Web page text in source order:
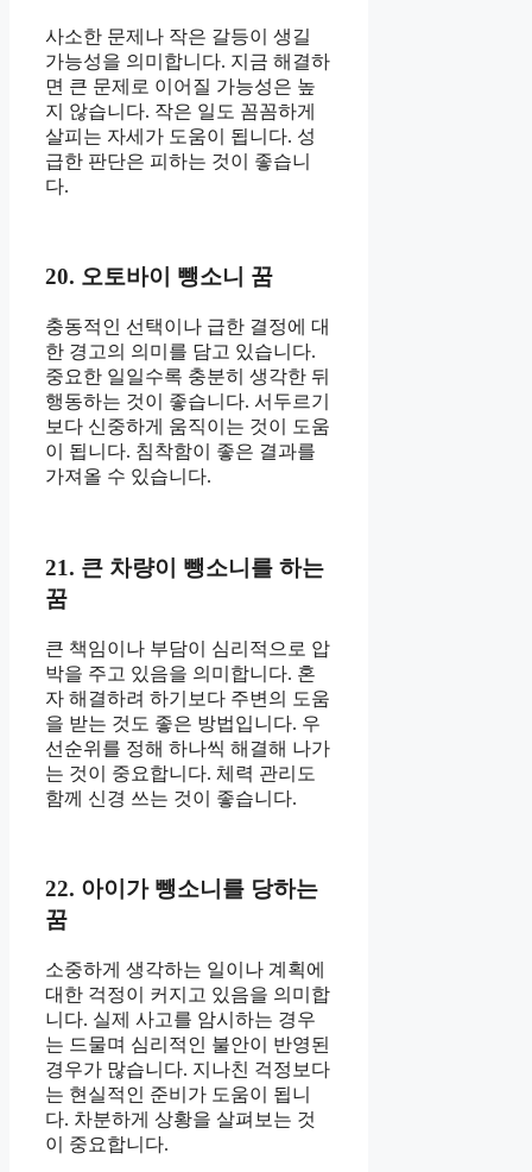
사소한 문제나 작은 갈등이 생길
가능성을 의미합니다. 지금 해결하
면 큰 문제로 이어질 가능성은 높
지 않습니다. 작은 일도 꼼꼼하게
살피는 자세가 도움이 됩니다. 성
급한 판단은 피하는 것이 좋습니
다.
20. 오토바이 뺑소니 꿈
충동적인 선택이나 급한 결정에 대
한 경고의 의미를 담고 있습니다.
중요한 일일수록 충분히 생각한 뒤
행동하는 것이 좋습니다. 서두르기
보다 신중하게 움직이는 것이 도움
이 됩니다. 침착함이 좋은 결과를
가져올 수 있습니다.
21. 큰 차량이 뺑소니를 하는
꿈
큰 책임이나 부담이 심리적으로 압
박을 주고 있음을 의미합니다. 혼
자 해결하려 하기보다 주변의 도움
을 받는 것도 좋은 방법입니다. 우
선순위를 정해 하나씩 해결해 나가
는 것이 중요합니다. 체력 관리도
함께 신경 쓰는 것이 좋습니다.
22. 아이가 뺑소니를 당하는
꿈
소중하게 생각하는 일이나 계획에
대한 걱정이 커지고 있음을 의미합
니다. 실제 사고를 암시하는 경우
는 드물며 심리적인 불안이 반영된
경우가 많습니다. 지나친 걱정보다
는 현실적인 준비가 도움이 됩니
다. 차분하게 상황을 살펴보는 것
이 중요합니다.